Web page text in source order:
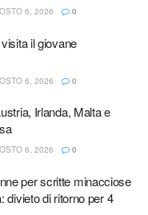
6, 2026 0
il giovane
6, 2026 0
Irlanda, Malta e
6, 2026 0
per scritte minacciose
divieto di ritorno per 4